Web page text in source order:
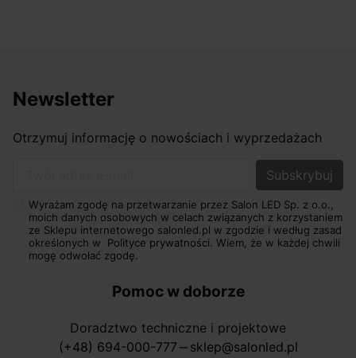
Newsletter
Otrzymuj informację o nowościach i wyprzedażach
Wyrażam zgodę na przetwarzanie przez Salon LED Sp. z o.o.,
moich danych osobowych w celach związanych z korzystaniem
ze Sklepu internetowego salonled.pl w zgodzie i według zasad
określonych w Polityce prywatności. Wiem, że w każdej chwili
mogę odwołać zgodę.
Pomoc w doborze
Doradztwo techniczne i projektowe
(+48) 694-000-777 horizontal_rule sklep@salonled.pl